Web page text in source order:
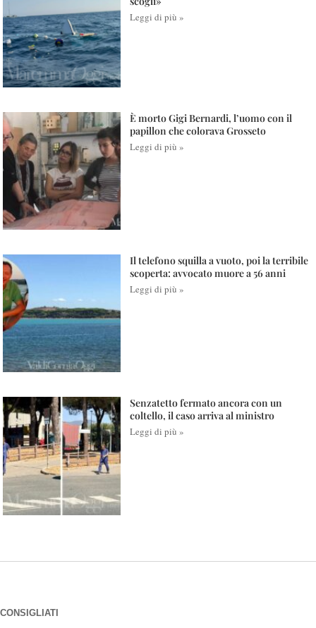
Leggi di più »
È morto Gigi Bernardi, l’uomo con il
papillon che colorava Grosseto
Leggi di più »
Il telefono squilla a vuoto, poi la terribile
scoperta: avvocato muore a 56 anni
Leggi di più »
Senzatetto fermato ancora con un
coltello, il caso arriva al ministro
Leggi di più »
CONSIGLIATI